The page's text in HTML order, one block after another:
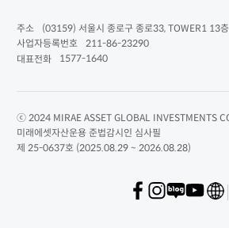
주소
(03159) 서울시 종로구 종로33, TOWER1 13층
사업자등록번호
211-86-23290
대표전화
1577-1640
ⓒ 2024 MIRAE ASSET GLOBAL INVESTMENTS
미래에셋자산운용 준법감시인 심사필
제 25-0637호 (2025.08.29 ~ 2026.08.28)